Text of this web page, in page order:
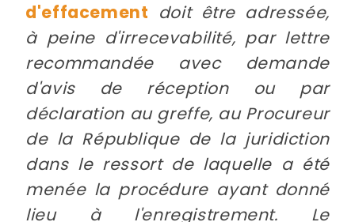
d'effacement doit être adressée,
à peine d'irrecevabilité, par lettre
recommandée avec demande
d'avis de réception ou par
déclaration au greffe, au Procureur
de la République de la juridiction
dans le ressort de laquelle a été
menée la procédure ayant donné
lieu à l'enregistrement. Le